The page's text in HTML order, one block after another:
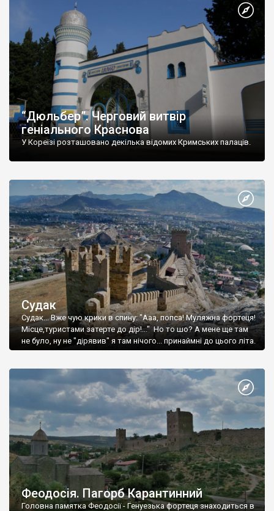
“Дюльбер”. Черговий витвір
геніального Краснова
У Кореїзі розташовано декілька відомих Кримських палаців.
Судак
Судак... Вже чую крики в спину: "Ааа, попса! Муляжна фортеця!
Місце,туристами затерте до дір!..." Но то шо? А мене ще там
не було, ну не "дірявив" я там нічого... принаймні до цього літа.
Феодосія. Пагорб Карантинний
Головна памятка Феодосії - Генуезька фортеця знаходиться в